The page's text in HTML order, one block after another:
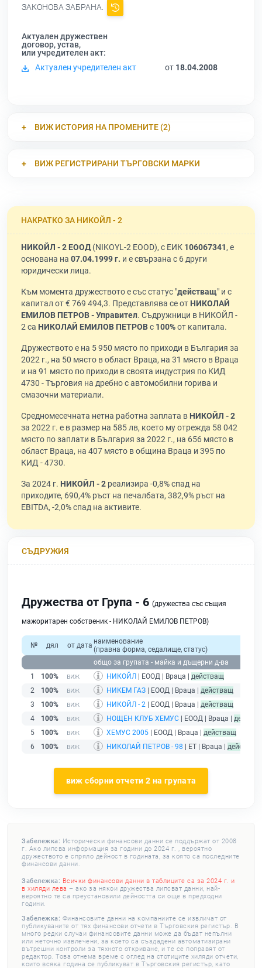
ЗАКОНОВА ЗАБРАНА.
Актуален дружествен
договор, устав,
или учредителен акт:
Актуален учредителен акт
от 18.04.2008
ВИЖ ИСТОРИЯ НА ПРОМЕНИТЕ (2)
ВИЖ РЕГИСТРИРАНИ ТЪРГОВСКИ МАРКИ
НАКРАТКО ЗА НИКОЙЛ - 2
НИКОЙЛ - 2 ЕООД(NIKOYL-2 EOOD), с ЕИК 106067341, е
основана на 07.04.1999 г. и е свързана с 6 други
юридически лица.
Към момента дружеството е със статус "действащ" и с
капитал от € 769 494,3. Представлява се от НИКОЛАЙ
ЕМИЛОВ ПЕТРОВ - Управител. Съдружници в НИКОЙЛ -
2 са НИКОЛАЙ ЕМИЛОВ ПЕТРОВс 100%от капитала.
Дружеството е на 5 950 място по приходи в България за
2022 г., на 50 място в област Враца, на 31 място в Враца
и на 91 място по приходи в своята индустрия по КИД
4730 - Търговия на дребно с автомобилни горива и
смазочни материали.
Средномесечната нетна работна заплата в НИКОЙЛ - 2
за 2022 г. е в размер на 585 лв, което му отрежда 58 042
място по заплати в България за 2022 г., на 656 място в
област Враца, на 407 място в община Враца и 395 по
КИД - 4730.
За 2024 г. НИКОЙЛ - 2 реализира -0,8% спад на
приходите, 690,4% ръст на печалбата, 382,9% ръст на
EBITDA, -2,0% спад на активите.
СЪДРУЖИЯ
Дружества от Група - 6 (дружества със същия
мажоритарен собственик - НИКОЛАЙ ЕМИЛОВ ПЕТРОВ)
№ дял от дата наименование
(правна форма, седалище, статус)
общо за групата - майка и дъщерни д-ва
1
100% НИКОЙЛ | ЕООД | Враца | действащ
2
100% НИКЕМ ГАЗ | ЕООД | Враца | действащ
3
100% НИКОЙЛ - 2 | ЕООД | Враца | действащ
4
100% НОЩЕН КЛУБ ХЕМУС | ЕООД | Враца |
5
100% ХЕМУС 2005 | ЕООД | Враца | действащ
6
100% НИКОЛАЙ ПЕТРОВ - 98 | ЕТ | Враца | действащ
виж сборни отчети 2 на групата
Забележка: Исторически финансови данни се поддържат от 2008
г. Ако липсва информация за години до 2024 г. , вероятно
дружеството е спряло дейност в годината, за която са последните
финансови данни.
Забележка: Всички финансови данни в таблиците са за 2024 г. и
в хиляди лева – ако за някои дружества липсват данни, най-
вероятно те са преустановили дейността си още в предходни
години.
Забележка: Финансовите данни на компаниите се извличат от
публикуваните от тях финансови отчети в Търговския регистър. В
много редки случаи финансовите данни може да бъдат непълни
или неточно извлечени, за което са създадени автоматизирани
вътрешни контроли за тяхното откриване, и те се поправят от
редактор. Това отнема време с оглед на стотиците хиляди отчети,
които всяка година се публикуват в Търговския регистър, като